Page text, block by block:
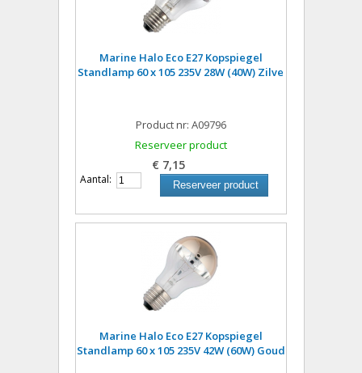
Marine Halo Eco E27 Kopspiegel
Standlamp 60 x 105 235V 28W (40W) Zilve
Product nr: A09796
Reserveer product
€ 7,15
Aantal: Reserveer product
Marine Halo Eco E27 Kopspiegel
Standlamp 60 x 105 235V 42W (60W) Goud